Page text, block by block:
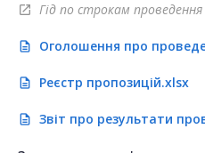
open_in_new Гід по строкам проведення
description Оголошення про
description Реєстр пропозицій.xlsx
description Звіт про результати